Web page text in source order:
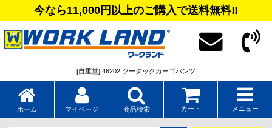
今なら11,000円以上のご購入で送料無料‼
[自重堂] 46202 ツータックカーゴパンツ
ホーム マイページ 商品検索 カート メニュー